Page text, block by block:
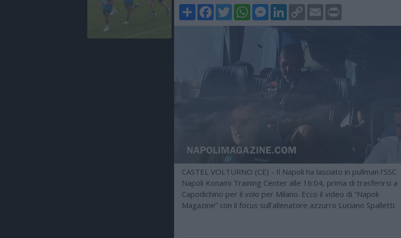
ShareFacebookTwitterWhatsAppMessenger
LinkedIn
Copy
Link
Email Print
CASTEL VOLTURNO (CE) - Il Napoli ha lasciato in pullman l’SSC
Napoli Konami Training Center alle 16:04, prima di trasferirsi a
Capodichino per il volo per Milano. Ecco il video di “Napoli
Magazine” con il focus sull'allenatore azzurro Luciano Spalletti.